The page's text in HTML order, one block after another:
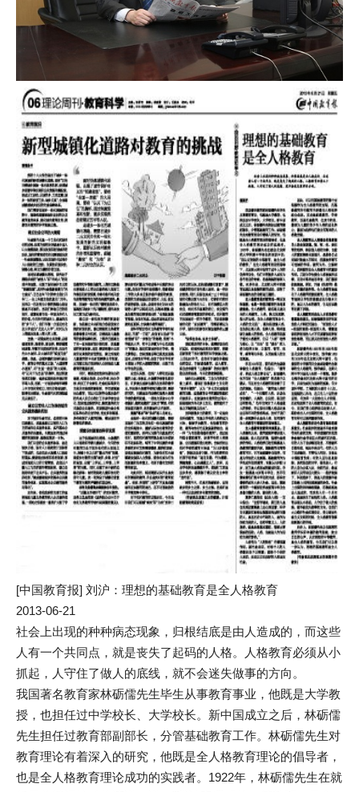
[中国教育报] 刘沪：理想的基础教育是全人格教育
2013-06-21
社会上出现的种种病态现象，归根结底是由人造成的，而这些
人有一个共同点，就是丧失了起码的人格。人格教育必须从小
抓起，人守住了做人的底线，就不会迷失做事的方向。
我国著名教育家林砺儒先生毕生从事教育事业，他既是大学教
授，也担任过中学校长、大学校长。新中国成立之后，林砺儒
先生担任过教育部副部长，分管基础教育工作。林砺儒先生对
教育理论有着深入的研究，他既是全人格教育理论的倡导者，
也是全人格教育理论成功的实践者。1922年，林砺儒先生在就